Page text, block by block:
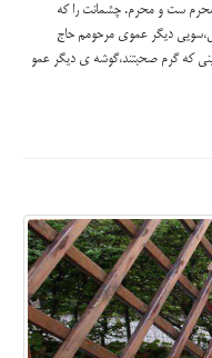
محرم ست و محرم. چشمانت را که
دیگر عموی مرحومم حاج
که گرم صحبتند،گوشه ی دیگر عمو